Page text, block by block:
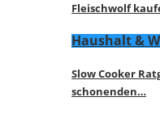
Fleischwolf
Haushalt &
Slow Cooker
schonenden…